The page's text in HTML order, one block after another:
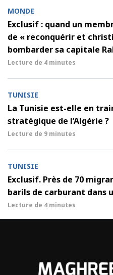
MONDE
Exclusif : quand un
de « reconquérir et
bombarder sa capitale
Lecture de 4 minutes
TUNISIE
La Tunisie est-elle en
stratégique de l’Algérie ?
Lecture de 9 minutes
TUNISIE
Exclusif. Près de 70
barils de carburant dans
Lecture de 4 minutes